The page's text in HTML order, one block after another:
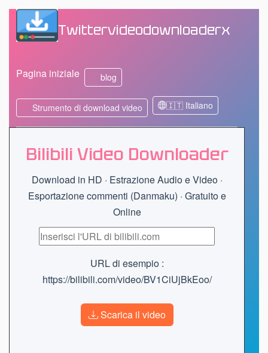
Twittervideodownloaderx
Pagina iniziale blog
Strumento di download video 🇮🇹 Italiano
Bilibili Video Downloader
Download in HD · Estrazione Audio e Video ·
Esportazione commenti (Danmaku) · Gratuito e
Online
URL di esempio :
https://bilibili.com/video/BV1CiUjBkEoo/
Scarica il video